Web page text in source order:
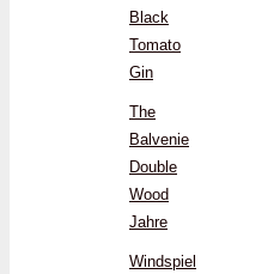
Black
Tomato
Gin
The
Balvenie
Double
Wood
Jahre
Windspiel